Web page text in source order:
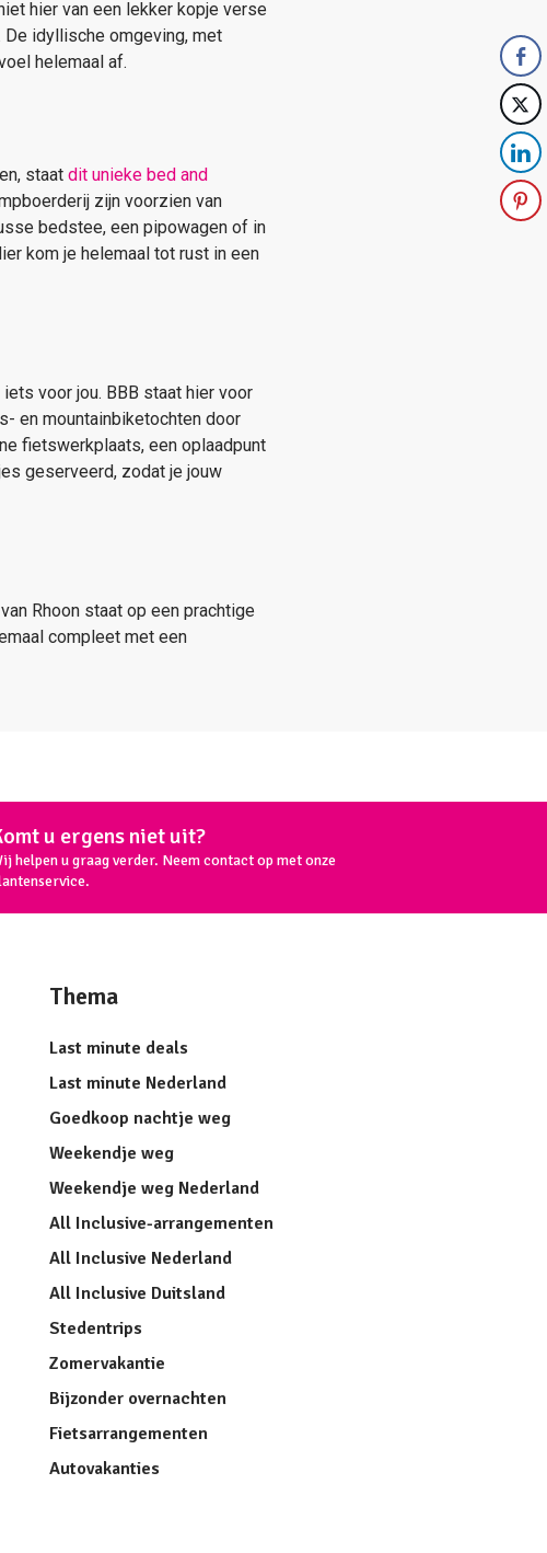
hier van een lekker kopje verse
idyllische omgeving, met
helemaal af.
staat dit unieke bed and
zijn voorzien van
bedstee, een pipowagen of in
kom je helemaal tot rust in een
voor jou. BBB staat hier voor
en mountainbiketochten door
fietswerkplaats, een oplaadpunt
geserveerd, zodat je jouw
Rhoon staat op een prachtige
compleet met een
u ergens niet uit?
helpen u graag verder. Neem contact op met onze
Thema
Last minute deals
Last minute Nederland
Goedkoop nachtje weg
Weekendje weg
Weekendje weg Nederland
All Inclusive-arrangementen
All Inclusive Nederland
All Inclusive Duitsland
Stedentrips
Zomervakantie
Bijzonder overnachten
Fietsarrangementen
Autovakanties